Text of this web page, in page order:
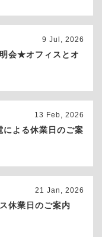
9 Jul, 2026
会★オフィスとオ
13 Feb, 2026
よる休業日のご案
21 Jan, 2026
休業日のご案内